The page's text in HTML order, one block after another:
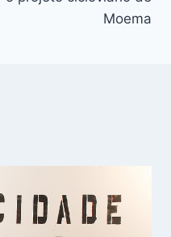
Moema